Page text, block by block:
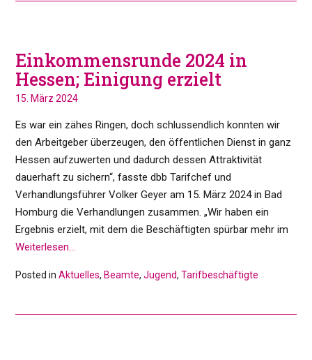
Einkommensrunde 2024 in
Hessen; Einigung erzielt
15. März 2024
Es war ein zähes Ringen, doch schlussendlich konnten wir
den Arbeitgeber überzeugen, den öffentlichen Dienst in ganz
Hessen aufzuwerten und dadurch dessen Attraktivität
dauerhaft zu sichern“, fasste dbb Tarifchef und
Verhandlungsführer Volker Geyer am 15. März 2024 in Bad
Homburg die Verhandlungen zusammen. „Wir haben ein
Ergebnis erzielt, mit dem die Beschäftigten spürbar mehr im
Weiterlesen…
Posted in Aktuelles, Beamte, Jugend, Tarifbeschäftigte